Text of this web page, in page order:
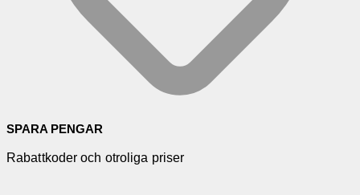
SPARA PENGAR
Rabattkoder och otroliga priser